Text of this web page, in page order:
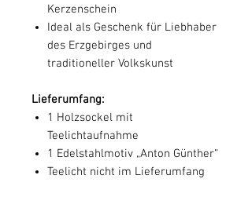
Kerzenschein
Ideal als Geschenk für Liebhaber
des Erzgebirges und
traditioneller Volkskunst
Lieferumfang:
1 Holzsockel mit
Teelichtaufnahme
1 Edelstahlmotiv „Anton Günther“
Teelicht nicht im Lieferumfang